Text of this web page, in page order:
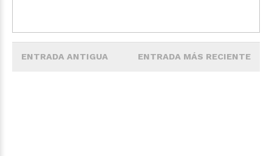
ENTRADA MÁS RECIENTE
ENTRADA ANTIGUA